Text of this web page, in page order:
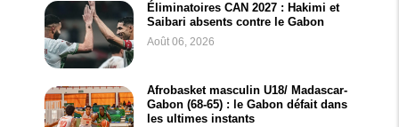
Éliminatoires CAN 2027 : Hakimi et
Saibari absents contre le Gabon
Août 06, 2026
Afrobasket masculin U18/ Madascar-
Gabon (68-65) : le Gabon défait dans
les ultimes instants